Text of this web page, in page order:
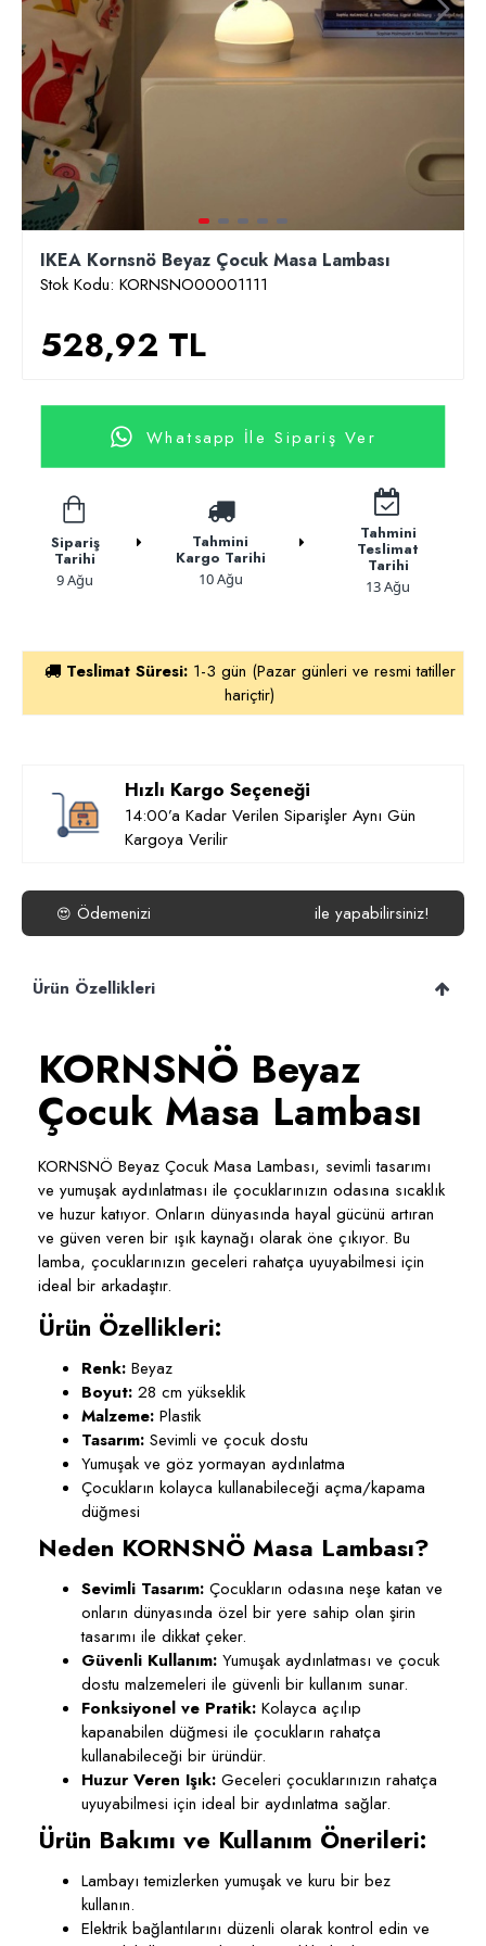
IKEA Kornsnö Beyaz Çocuk Masa Lambası
Stok Kodu: KORNSNO00001111
528,92 TL
Whatsapp İle Sipariş Ver
Sipariş
Tarihi
9 Ağu
Tahmini
Kargo Tarihi
10 Ağu
Tahmini
Teslimat
Tarihi
13 Ağu
Teslimat Süresi: 1-3 gün (Pazar günleri ve resmi tatiller
hariçtir)
Hızlı Kargo Seçeneği
14:00’a Kadar Verilen Siparişler Aynı Gün
Kargoya Verilir
😍 Ödemenizi ile yapabilirsiniz!
Ürün Özellikleri
KORNSNÖ Beyaz
Çocuk Masa Lambası
KORNSNÖ Beyaz Çocuk Masa Lambası, sevimli tasarımı
ve yumuşak aydınlatması ile çocuklarınızın odasına sıcaklık
ve huzur katıyor. Onların dünyasında hayal gücünü artıran
ve güven veren bir ışık kaynağı olarak öne çıkıyor. Bu
lamba, çocuklarınızın geceleri rahatça uyuyabilmesi için
ideal bir arkadaştır.
Ürün Özellikleri:
Renk: Beyaz
Boyut: 28 cm yükseklik
Malzeme: Plastik
Tasarım: Sevimli ve çocuk dostu
Yumuşak ve göz yormayan aydınlatma
Çocukların kolayca kullanabileceği açma/kapama
düğmesi
Neden KORNSNÖ Masa Lambası?
Sevimli Tasarım: Çocukların odasına neşe katan ve
onların dünyasında özel bir yere sahip olan şirin
tasarımı ile dikkat çeker.
Güvenli Kullanım: Yumuşak aydınlatması ve çocuk
dostu malzemeleri ile güvenli bir kullanım sunar.
Fonksiyonel ve Pratik: Kolayca açılıp
kapanabilen düğmesi ile çocukların rahatça
kullanabileceği bir üründür.
Huzur Veren Işık: Geceleri çocuklarınızın rahatça
uyuyabilmesi için ideal bir aydınlatma sağlar.
Ürün Bakımı ve Kullanım Önerileri:
Lambayı temizlerken yumuşak ve kuru bir bez
kullanın.
Elektrik bağlantılarını düzenli olarak kontrol edin ve